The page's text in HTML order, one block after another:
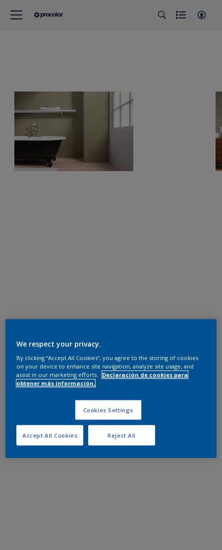
We respect your privacy.
By clicking “Accept All Cookies”, you agree to the storing of cookies
on your device to enhance site navigation, analyze site usage, and
assist in our marketing efforts.
Declaración de cookies para
obtener más información.
Cookies Settings
Reject All
Accept All Cookies